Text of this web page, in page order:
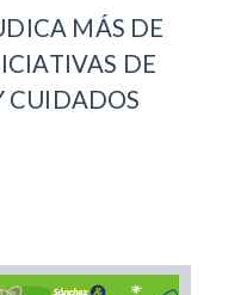
MÁS DE
DE
CUIDADOS